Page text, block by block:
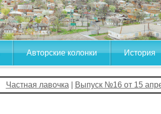
Авторские колонки История
Частная лавочка Выпуск №16 от 15